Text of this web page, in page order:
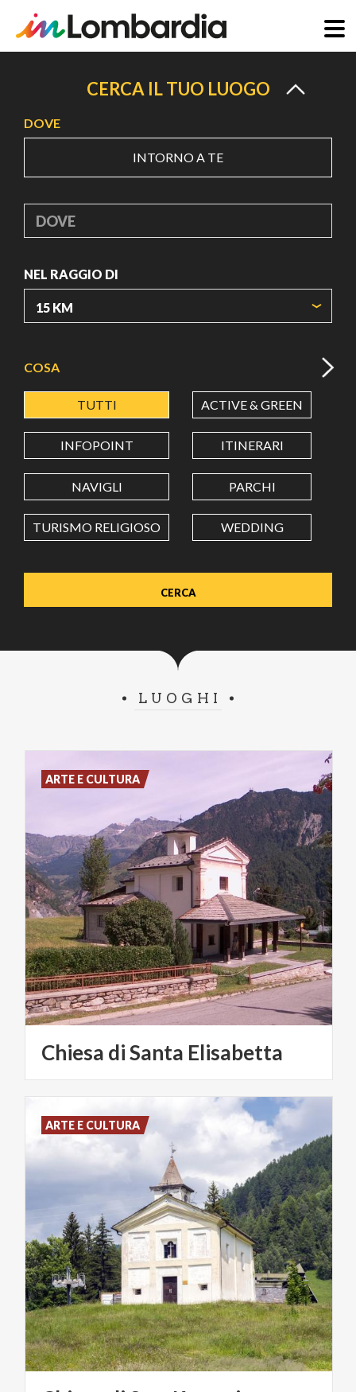
principale
CERCA IL TUO LUOGO
DOVE
INTORNO A TE
DOVE
NEL RAGGIO DI
LATITUDINE
LONGITUDINE
Value in decimal degrees. Use dot (.) as decimal separator.
COSA
TUTTI ACTIVE & GREEN
INFOPOINT ITINERARI
NAVIGLI PARCHI
TURISMO RELIGIOSO WEDDING
LUOGHI
Chiesa diSanta Elisabetta
ARTE E CULTURA
ARTE E CULTURA